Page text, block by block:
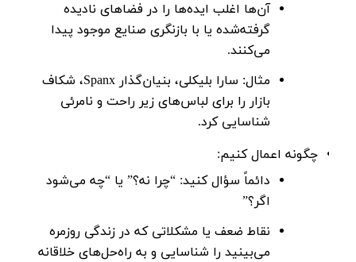
آن‌ها اغلب ایده‌ها را در فضاهای نادیده
گرفته‌شده یا با بازنگری صنایع موجود پیدا
می‌کنند.
مثال: سارا بلیکلی
، بنیان‌گذار Spanx، شکاف
بازار را برای لباس‌های زیر راحت و نامرئی
شناسایی کرد.
چگونه اعمال کنیم:
دائماً سؤال کنید: “چرا نه؟” یا “چه می‌شود
اگر؟”
نقاط ضعف یا مشکلاتی که در زندگی روزمره
می‌بینید را شناسایی و به راه‌حل‌های خلاقانه